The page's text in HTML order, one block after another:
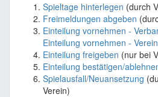
Spieltage hinterlegen (durch
Freimeldungen abgeben
Einteilung vornehmen -
Einteilung vornehmen - Verein
Einteilung freigeben (nur bei
Einteilung bestätigen/
Spielausfall/Neuansetzung
Verein)